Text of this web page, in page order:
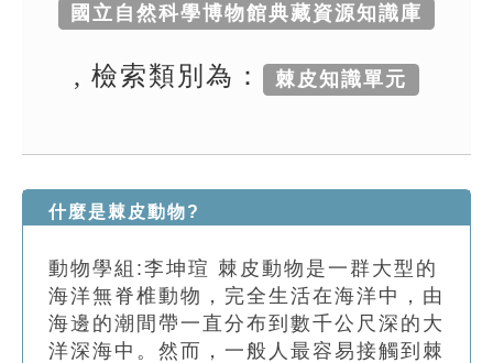
生字詞彙表
成語故事
索引選單
知識索引
單字索引
生命大百科索引
國立自然科學博物館典藏資源知識庫
, 檢索類別為： 棘皮知識單元
什麼是棘皮動物?
動物學組:李坤瑄 棘皮動物是一群大型的
海洋無脊椎動物，完全生活在海洋中，由
海邊的潮間帶一直分布到數千公尺深的大
洋深海中。然而，一般人最容易接觸到棘